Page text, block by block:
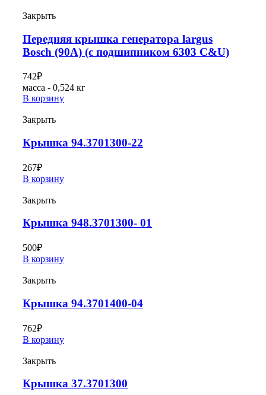
Закрыть
Передняя крышка генератора largus
Bosch (90А) (с подшипником 6303 C&U)
742₽
масса - 0,524 кг
В корзину
Закрыть
Крышка 94.3701300-22
267₽
В корзину
Закрыть
Крышка 948.3701300- 01
500₽
В корзину
Закрыть
Крышка 94.3701400-04
762₽
В корзину
Закрыть
Крышка 37.3701300